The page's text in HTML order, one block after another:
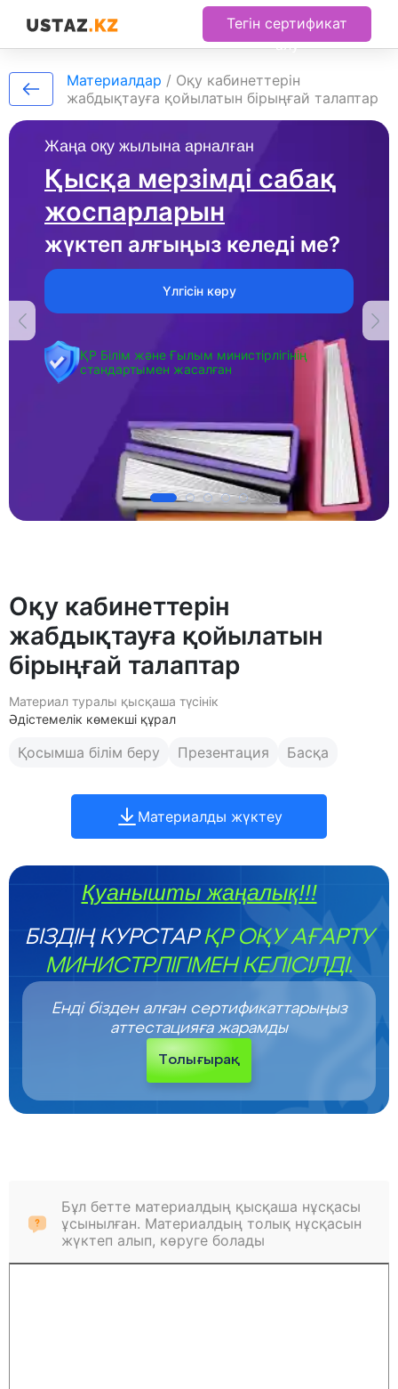
Тегін сертификат
алу
Жаңа оқу жылына арналған
Қысқа мерзімді сабақ
жоспарларын
жүктеп алғыңыз келеді ме?
Үлгісін көру
ҚР Білім және Ғылым министірлігінің
стандартымен жасалған
Материалдар / Оқу кабинеттерін
жабдықтауға қойылатын бірыңғай талаптар
Оқу кабинеттерін
жабдықтауға қойылатын
бірыңғай талаптар
Материал туралы қысқаша түсінік
Әдістемелік көмекші құрал
Қосымша білім беру Презентация Басқа
Материалды жүктеу
Қуанышты жаңалық!!!
БІЗДІҢ КУРСТАРҚР ОҚУ АҒАРТУ
МИНИСТРЛІГІМЕН КЕЛІСІЛДІ.
Енді бізден алған сертификаттарыңыз
аттестацияға жарамды
Толығырақ
Бұл бетте материалдың қысқаша нұсқасы
ұсынылған. Материалдың толық нұсқасын
жүктеп алып, көруге болады